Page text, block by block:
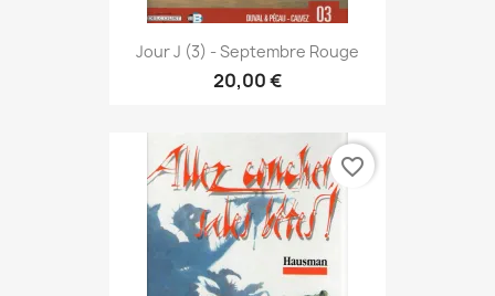
Jour J (3) - Septembre Rouge
20,00 €
favorite_border